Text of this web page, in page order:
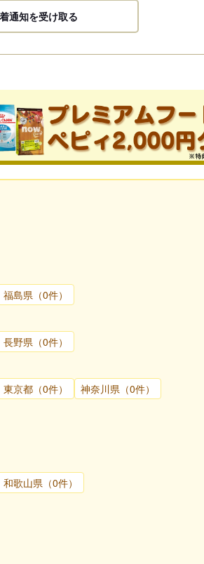
通知を受け取る
福島県（0件）
長野県（0件）
東京都（0件）
神奈川県（0件）
和歌山県（0件）